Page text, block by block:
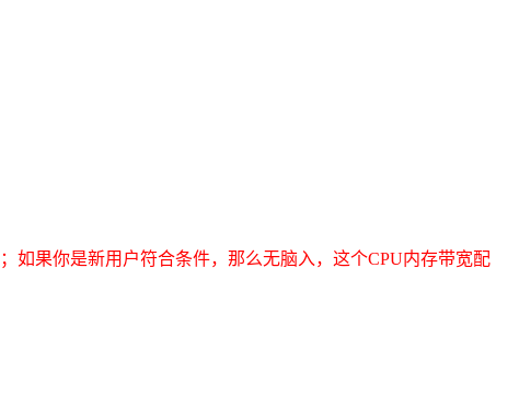
；如果你是新用户符合条件，那么无脑入，这个CPU内存带宽配